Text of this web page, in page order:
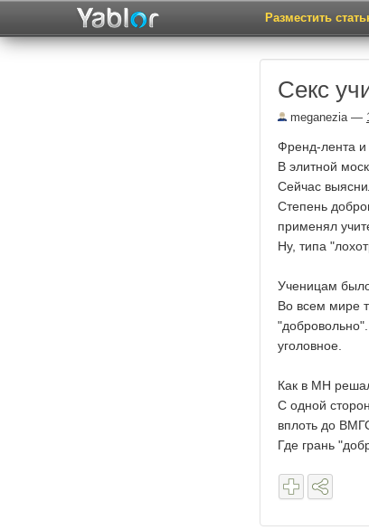
Разместить
Секс
meganezia—
Френд-лента и
В элитной
Сейчас
Степень
применял
Ну, типа
Ученицам
Во всем мире
уголовное.
Как в МН
С одной
вплоть до
Где грань